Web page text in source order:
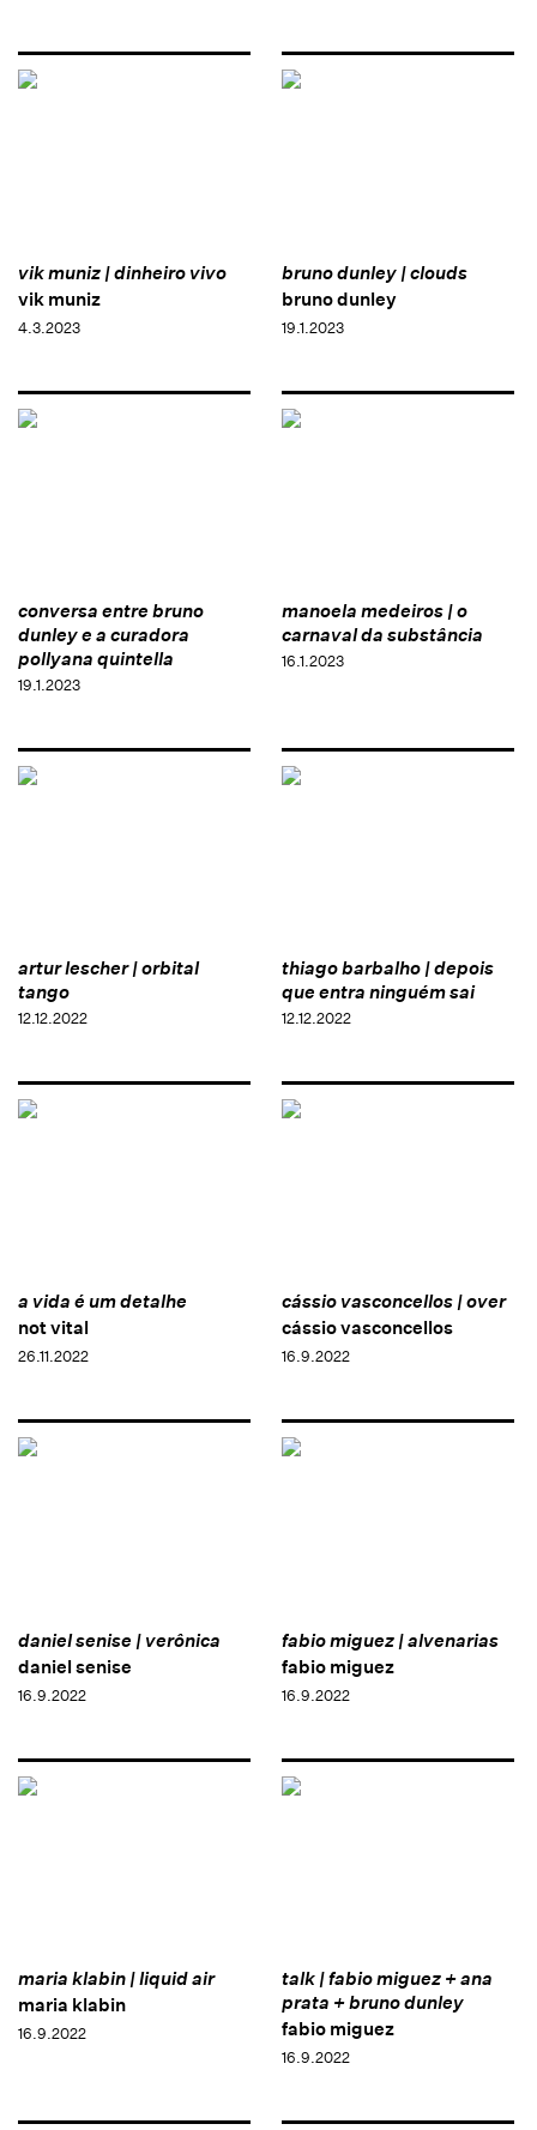
vik muniz | dinheiro vivo
vik muniz
4.3.2023
bruno dunley | clouds
bruno dunley
19.1.2023
conversa entre bruno
dunley e a curadora
pollyana quintella
19.1.2023
manoela medeiros | o
carnaval da substância
16.1.2023
artur lescher | orbital
tango
12.12.2022
thiago barbalho | depois
que entra ninguém sai
12.12.2022
a vida é um detalhe
not vital
26.11.2022
cássio vasconcellos | over
cássio vasconcellos
16.9.2022
daniel senise | verônica
daniel senise
16.9.2022
fabio miguez | alvenarias
fabio miguez
16.9.2022
maria klabin | liquid air
maria klabin
16.9.2022
talk | fabio miguez + ana
prata + bruno dunley
fabio miguez
16.9.2022